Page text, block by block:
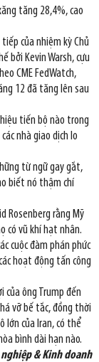
tăng 28,4%, cao
của nhiệm kỳ Chủ
bởi Kevin Warsh, cựu
CME FedWatch,
12 đã tăng lên sau
tiến bộ nào trong
nhà giao dịch lo
từ ngữ gay gắt,
biết nó thậm chí
Rosenberg rằng Mỹ
có vũ khí hạt nhân.
cuộc đàm phán phức
hoạt động tấn công
của ông Trump đến
vỡ bế tắc, đồng thời
lớn của Iran, có thể
bình dài hạn nào.
& Kinh doanh